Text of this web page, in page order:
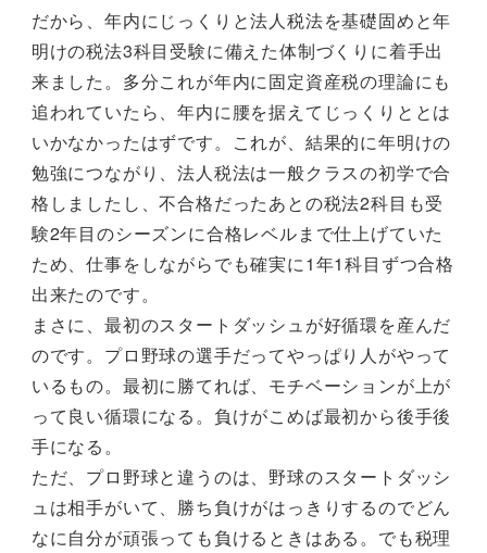
だから、年内にじっくりと法人税法を基礎固めと年
明けの税法3科目受験に備えた体制づくりに着手出
来ました。多分これが年内に固定資産税の理論にも
追われていたら、年内に腰を据えてじっくりととは
いかなかったはずです。これが、結果的に年明けの
勉強につながり、法人税法は一般クラスの初学で合
格しましたし、不合格だったあとの税法2科目も受
験2年目のシーズンに合格レベルまで仕上げていた
ため、仕事をしながらでも確実に1年1科目ずつ合格
出来たのです。
まさに、最初のスタートダッシュが好循環を産んだ
のです。プロ野球の選手だってやっぱり人がやって
いるもの。最初に勝てれば、モチベーションが上が
って良い循環になる。負けがこめば最初から後手後
手になる。
ただ、プロ野球と違うのは、野球のスタートダッシ
ュは相手がいて、勝ち負けがはっきりするのでどん
なに自分が頑張っても負けるときはある。でも税理